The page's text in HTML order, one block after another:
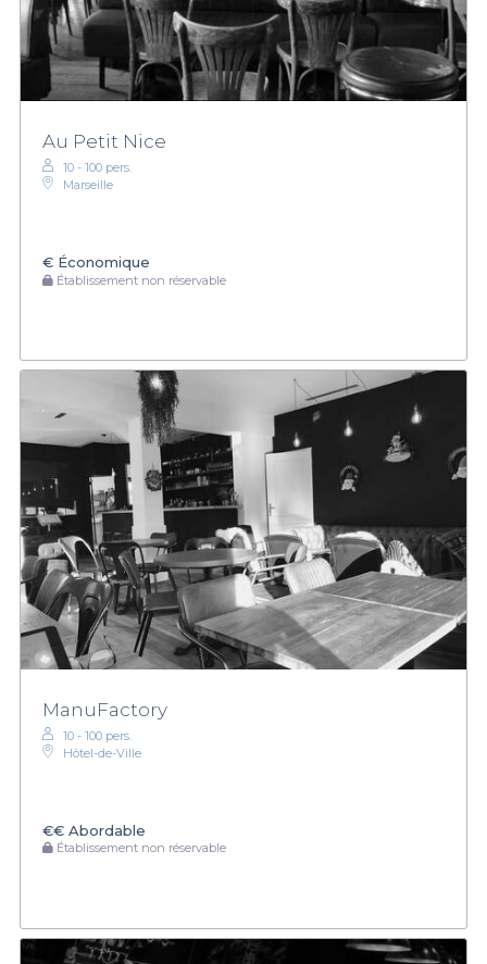
Au Petit Nice
10 - 100 pers.
Marseille
€ Économique
Établissement non réservable
ManuFactory
10 - 100 pers.
Hôtel-de-Ville
€€ Abordable
Établissement non réservable